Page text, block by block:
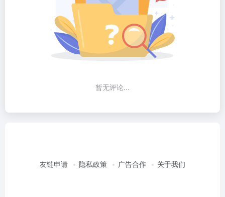
暂无评论...
友链申请 隐私政策 广告合作 关于我们